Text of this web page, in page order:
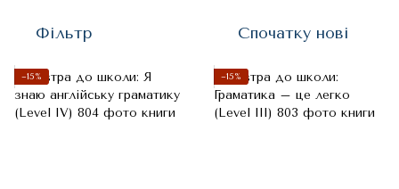
Фільтр Спочатку нові
−15% −15%